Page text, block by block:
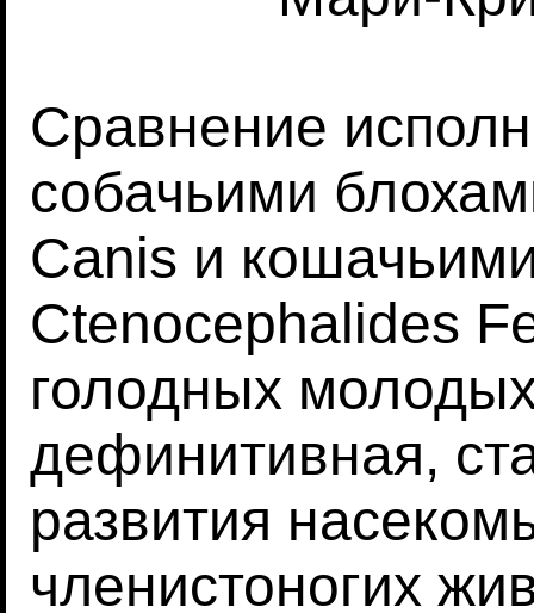
Сравнение
собачьими
Canis и
Ctenocephalides
голодных
дефинитивная,
развития
членистоногих